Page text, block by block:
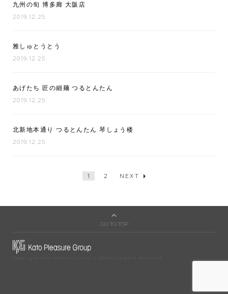
九州の旬 博多廊 大阪店
2019.12.25
雅しゅとうとう
2019.12.25
あげたち 匠の細麺 つるとんたん
2019.12.25
北新地本通り つるとんたん 琴しょう楼
2019.12.25
1 2 NEXT
GO TO TOP